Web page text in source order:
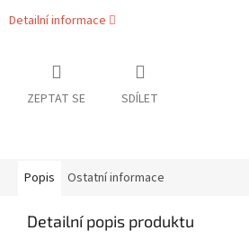
Detailní informace
ZEPTAT SE SDÍLET
Popis Ostatní informace
Detailní popis produktu